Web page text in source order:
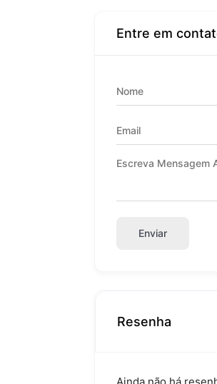
Entre em
Enviar
Resenha
Ainda não há